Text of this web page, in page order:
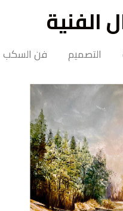
الفنية
التصميم فن السكب